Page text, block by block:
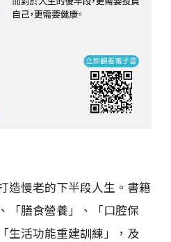
造慢老的下半段人生。書籍
「膳食營養」、「口腔保
生活功能重建訓練」，及